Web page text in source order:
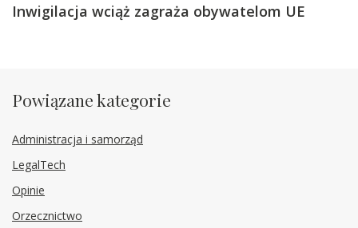
Inwigilacja wciąż zagraża obywatelom UE
Powiązane kategorie
Administracja i samorząd
LegalTech
Opinie
Orzecznictwo